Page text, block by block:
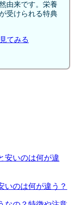
由来です。栄養
受けられる特典
てみる
いのは何が違う？